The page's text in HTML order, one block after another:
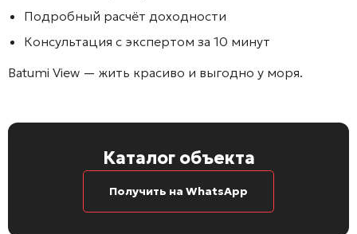
Подробный расчёт доходности
Консультация с экспертом за 10 минут
Batumi View — жить красиво и выгодно у моря.
Каталог объекта
Получить на WhatsApp